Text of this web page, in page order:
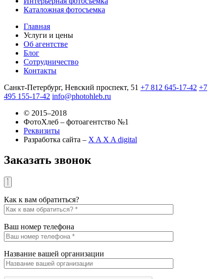
Каталожная фотосъемка
Главная
Услуги и цены
Об агентстве
Блог
Сотрудничество
Контакты
Санкт-Петербург, Невский проспект, 51 +7 812 645-17-42 +7
495 155-17-42 info@photohleb.ru
© 2015–2018
ФотоХлеб – фотоагентство №1
Реквизиты
Разработка сайта – X A X A digital
Заказать звонок
Как к вам обратиться?
Ваш номер телефона
Название вашей организации